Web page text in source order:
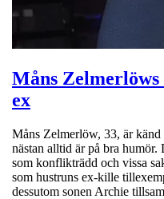
Måns
ex
Måns Zelmerlöw, 33, är
nästan alltid är på bra
som konflikträdd och vissa
som hustruns ex-kille
dessutom sonen Archie